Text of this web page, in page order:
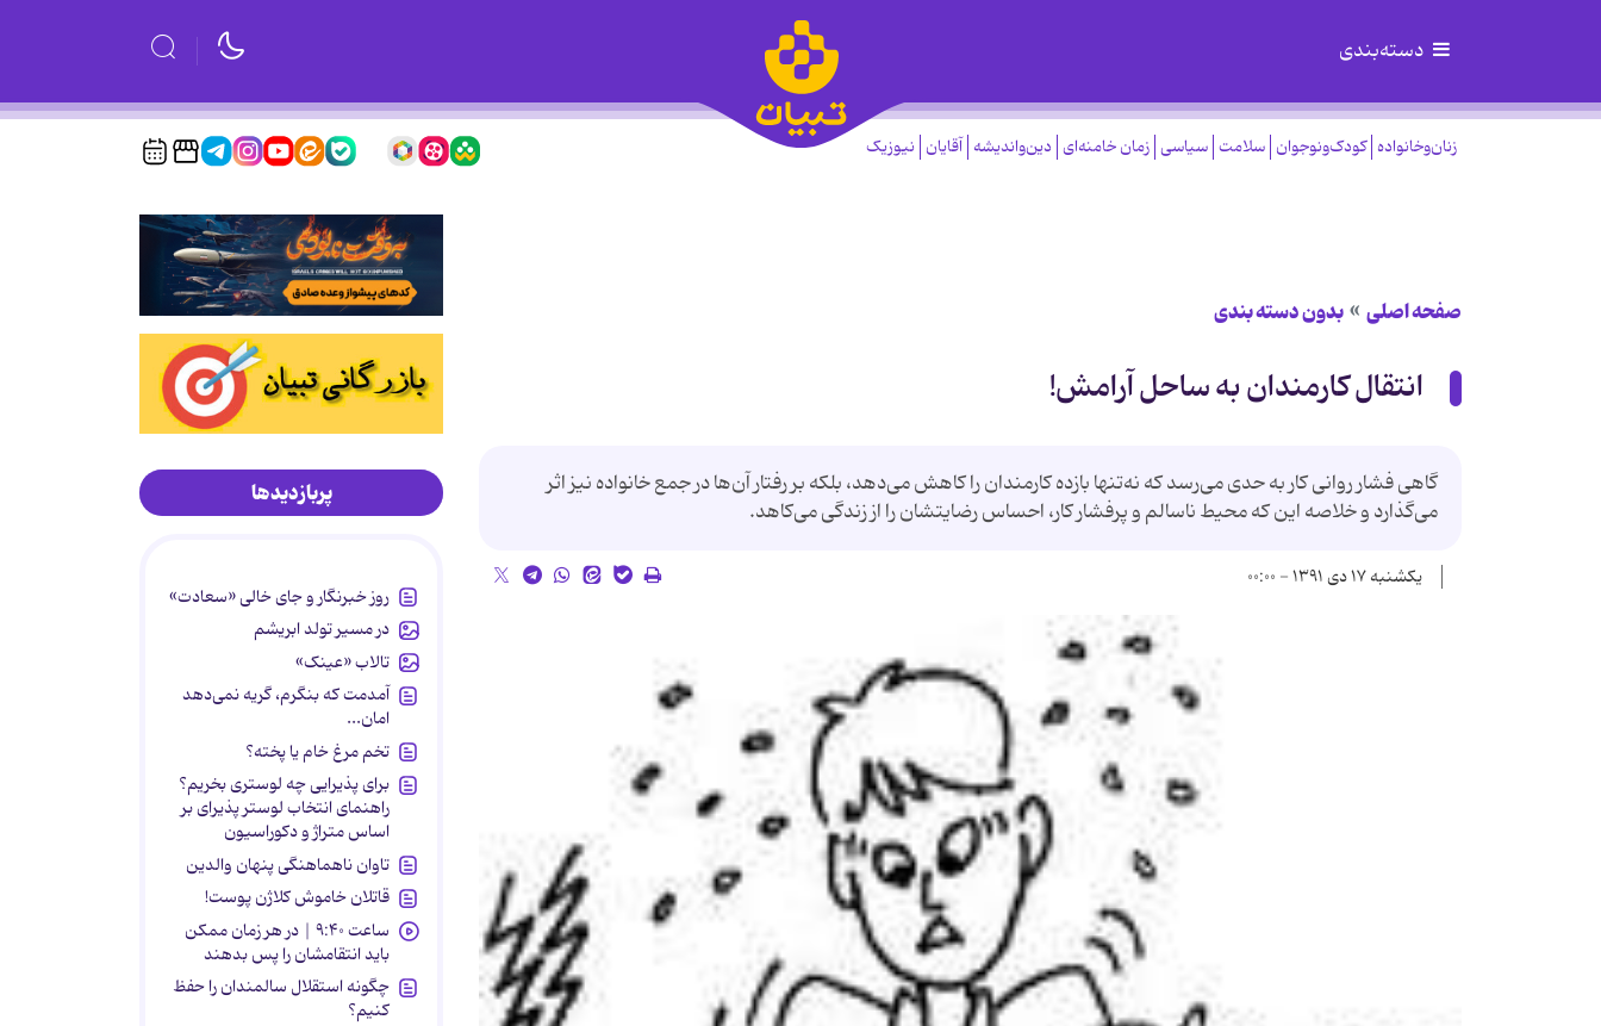
دسته‌بندی
زنان‌وخانواده کودک‌ونوجوان سلامت سیاسی زمان خامنه‌ای دین‌واندیشه آقایان نیوزیک
صفحه اصلی بدون دسته بندی
انتقال کارمندان به ساحل آرامش!
گاهی فشار روانی کار به حدی می‌رسد که نه‌تنها بازده کارمندان را کاهش می‌دهد، بلکه بر رفتار آن‌ها در جمع خانواده نیز اثر
می‌گذارد و خلاصه این که محیط ناسالم و پرفشار کار، احساس رضایتشان را از زندگی می‌کاهد.
یکشنبه ۱۷ دی ۱۳۹۱ - ۰۰:۰۰
پربازدیدها
روز خبرنگار و جای خالی «سعادت»
در مسیر تولد ابریشم
تالاب «عینک»
آمدمت که بنگرم، گریه نمی‌دهد
امان...
تخم مرغ خام یا پخته؟
برای پذیرایی چه لوستری بخریم؟
راهنمای انتخاب لوستر پذیرای بر
اساس متراژ و دکوراسیون
تاوان ناهماهنگی پنهان والدین
قاتلان خاموش کلاژن پوست!
ساعت ۹:۴۰ | در هر زمان ممکن
باید انتقامشان را پس بدهند
چگونه استقلال سالمندان را حفظ
کنیم؟